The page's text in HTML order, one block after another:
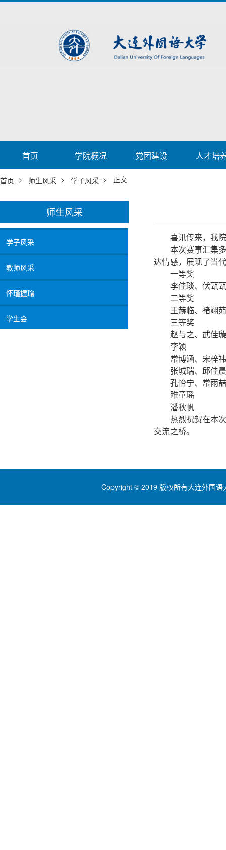
首页 学院概况 党团建设 人才培
首页 > 师生风采 > 学子风采 > 正文
师生风采
学子风采
教师风采
怀瑾握瑜
学生会
喜讯传来，我
本次赛事汇集
达情感，展现了当
一等奖
李佳琰、伏甄
二等奖
王赫临、褚翊
三等奖
赵与之、武佳
李颖
常博涵、宋梓
张城瑞、邱佳
孔怡宁、常雨
睢童瑶
潘秋帆
热烈祝贺在本
交流之桥。
Copyright © 2019 版权所有大连外国